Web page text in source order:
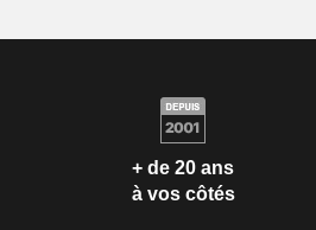
+ de 20 ans
à vos côtés